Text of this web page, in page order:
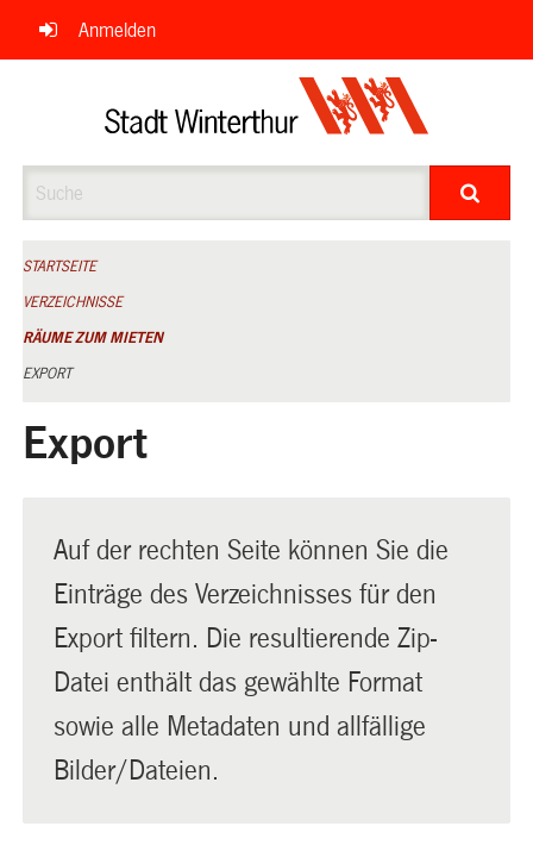
Navigation
überspringen
Anmelden
STARTSEITE
VERZEICHNISSE
RÄUME ZUM MIETEN
EXPORT
Export
Auf der rechten Seite können Sie die
Einträge des Verzeichnisses für den
Export filtern. Die resultierende Zip-
Datei enthält das gewählte Format
sowie alle Metadaten und allfällige
Bilder/Dateien.